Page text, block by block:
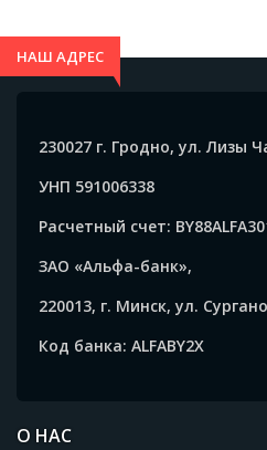
НАШ АДРЕС
230027 г. Гродно, ул. Лизы
УНП 591006338
Расчетный счет:
ЗАО «Альфа-банк»,
220013, г. Минск, ул.
Код банка: ALFABY2X
О НАС